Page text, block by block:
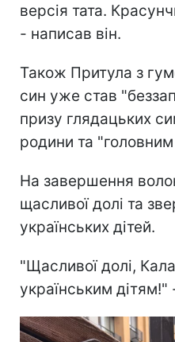
версія тата.
- написав він.
Також Притула з
син уже став
призу глядацьких
родини та
На завершення
щасливої долі та
українських дітей.
"Щасливої долі,
українським